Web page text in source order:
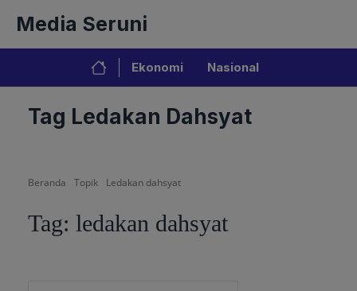
isi
Media Seruni
Ekonomi Nasional
Tag Ledakan Dahsyat
Beranda Topik Ledakan dahsyat
Tag: ledakan dahsyat